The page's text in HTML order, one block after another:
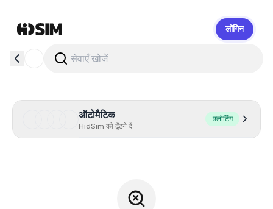
लॉगिन
ऑटोमैटिक
HidSim को ढूँढने दें
फ़्लोटिंग